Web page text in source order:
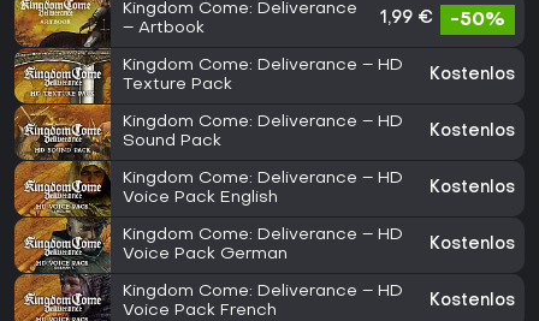
Kingdom Come: Deliverance
– Artbook
1,99 € -50%
Kingdom Come: Deliverance – HD
Texture Pack
Kostenlos
Kingdom Come: Deliverance – HD
Sound Pack
Kostenlos
Kingdom Come: Deliverance – HD
Voice Pack English
Kostenlos
Kingdom Come: Deliverance – HD
Voice Pack German
Kostenlos
Kingdom Come: Deliverance – HD
Voice Pack French
Kostenlos